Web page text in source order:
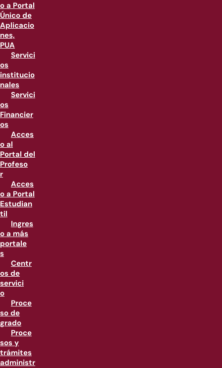
o a Portal
Único de
Aplicacio
nes,
PUA
Servici
os
institucio
nales
Servici
os
Financier
os
Acces
o al
Portal del
Profeso
r
Acces
o a Portal
Estudian
til
Ingres
o a más
portale
s
Centr
os de
servici
o
Proce
so de
grado
Proce
sos y
trámites
administr